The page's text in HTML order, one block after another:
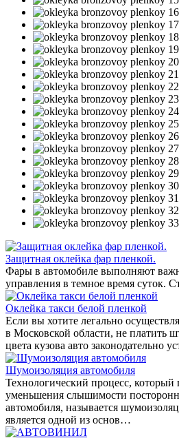
Защитная оклейка фар пленкой.
Фары в автомобиле выполняют
управления в темное время суток.
Оклейка такси белой пленкой
Если вы хотите легально
в Московской области, не платить
цвета кузова авто законодательно
Шумоизоляция автомобиля
Технологический процесс, который
уменьшения слышимости
автомобиля, называется
является одной из основ…